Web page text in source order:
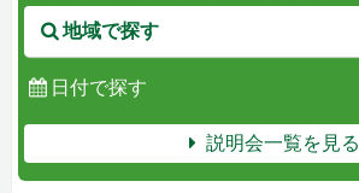
地域で探す
日付で探す
説明会一覧を見る